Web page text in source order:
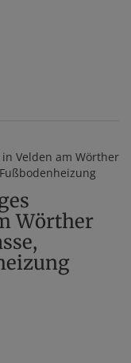
Wörther